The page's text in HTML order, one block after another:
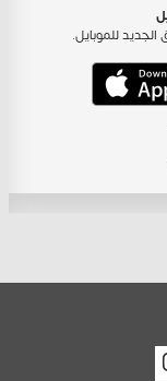
للموبايل.